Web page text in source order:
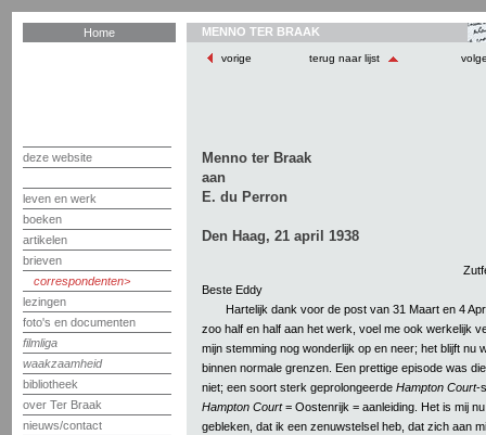
Home
deze website
leven en werk
boeken
artikelen
brieven
correspondenten
lezingen
foto's en documenten
filmliga
waakzaamheid
bibliotheek
over Ter Braak
nieuws/contact
MENNO TER BRAAK
vorige terug naar lijst
Menno ter Braak
aan
E. du Perron
Den Haag, 21 april 1938
Beste Eddy
Hartelijk dank voor de post van 31 Maart en 4
zoo half en half aan het werk, voel me ook werkelijk
mijn stemming nog wonderlijk op en neer; het blijft nu
binnen normale grenzen. Een prettige episode was
niet; een soort sterk geprolongeerde Hampton Court-
Hampton Court= Oostenrijk = aanleiding. Het is mij
gebleken, dat ik een zenuwstelsel heb, dat zich aan